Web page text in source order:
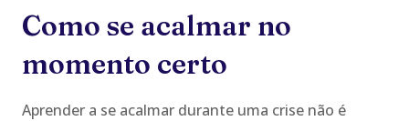
Como se acalmar no
momento certo
Aprender a se acalmar durante uma crise não é